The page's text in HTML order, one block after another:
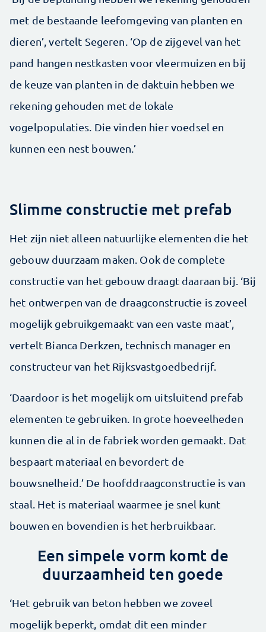
met de bestaande ­leefomgeving van planten en
dieren’, vertelt Segeren. ‘Op de zijgevel van het
pand hangen nestkasten voor vleermuizen en bij
de keuze van planten in de daktuin hebben we
rekening gehouden met de lokale
vogelpopulaties. Die vinden hier voedsel en
kunnen een nest bouwen.’
Slimme constructie met prefab
Het zijn niet alleen natuurlijke elementen die het
gebouw duurzaam maken. Ook de complete
constructie van het gebouw draagt daaraan bij. ‘Bij
het ontwerpen van de draagconstructie is zoveel
mogelijk gebruikgemaakt van een vaste maat’,
vertelt Bianca Derkzen, technisch manager en
constructeur van het Rijksvastgoedbedrijf.
‘Daardoor is het mogelijk om uitsluitend prefab
elementen te gebruiken. In grote hoeveelheden
kunnen die al in de fabriek worden gemaakt. Dat
bespaart materiaal en bevordert de
bouwsnelheid.’ De hoofddraag­constructie is van
staal. Het is materiaal waarmee je snel kunt
bouwen en bovendien is het herbruikbaar.
Een simpele vorm komt de
duurzaamheid ten goede
‘Het gebruik van beton hebben we zoveel
mogelijk beperkt, omdat dit een minder